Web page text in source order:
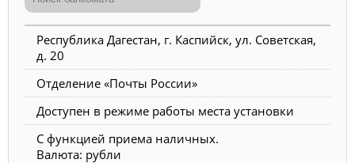
Республика Дагестан, г. Каспийск, ул. Советская,
д. 20
Отделение «Почты России»
Доступен в режиме работы места установки
С функцией приема наличных.
Валюта: рубли